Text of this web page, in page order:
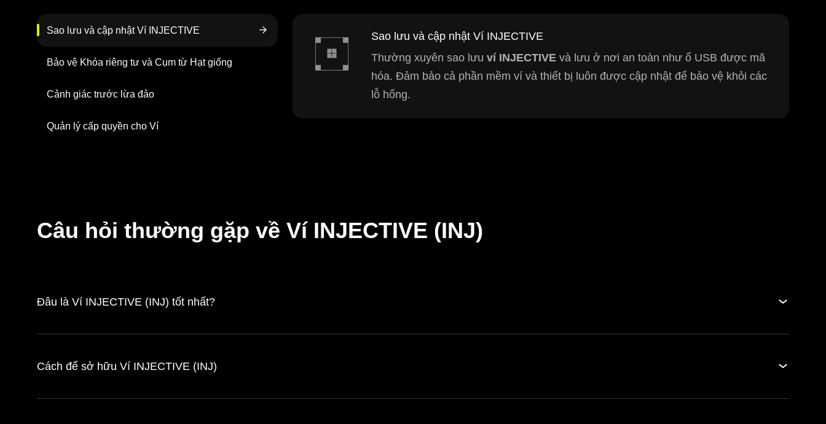
Sao lưu và cập nhật Ví INJECTIVE
Bảo vệ Khóa riêng tư và Cụm từ Hạt giống
Cảnh giác trước lừa đảo
Quản lý cấp quyền cho Ví
Sao lưu và cập nhật Ví INJECTIVE
Thường xuyên sao lưu ví INJECTIVE và lưu ở nơi an toàn như ổ USB được mã
hóa. Đảm bảo cả phần mềm ví và thiết bị luôn được cập nhật để bảo vệ khỏi các
lỗ hổng.
Câu hỏi thường gặp về Ví INJECTIVE (INJ)
Đâu là Ví INJECTIVE (INJ) tốt nhất?
Cách để sở hữu Ví INJECTIVE (INJ)